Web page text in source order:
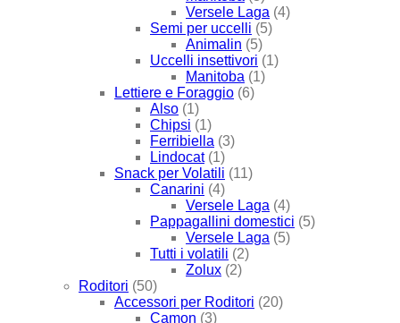
Versele Laga (4)
Semi per uccelli (5)
Animalin (5)
Uccelli insettivori (1)
Manitoba (1)
Lettiere e Foraggio (6)
Also (1)
Chipsi (1)
Ferribiella (3)
Lindocat (1)
Snack per Volatili (11)
Canarini (4)
Versele Laga (4)
Pappagallini domestici (5)
Versele Laga (5)
Tutti i volatili (2)
Zolux (2)
Roditori (50)
Accessori per Roditori (20)
Camon (3)